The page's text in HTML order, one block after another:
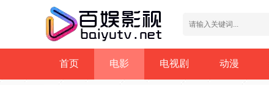
首页 电影 电视剧 动漫